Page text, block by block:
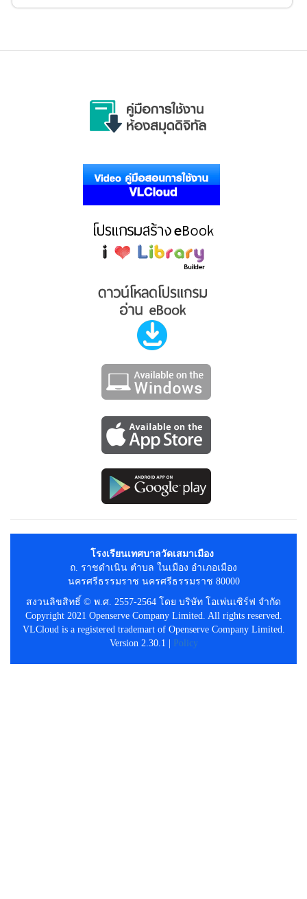
โรงเรียนเทศบาลวัดเสมาเมือง
ถ. ราชดำเนิน ตำบล ในเมือง อำเภอเมือง
นครศรีธรรมราช นครศรีธรรมราช 80000
สงวนลิขสิทธิ์ © พ.ศ. 2557-2564 โดย บริษัท โอเพ่นเซิร์ฟ จำกัด
Copyright 2021 Openserve Company Limited. All rights reserved.
VLCloud is a registered trademart of Openserve Company Limited.
Version 2.30.1 |
Policy